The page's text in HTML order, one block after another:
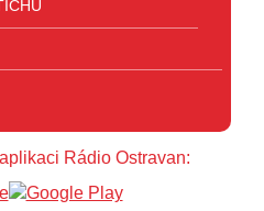
Rádio Ostravan: